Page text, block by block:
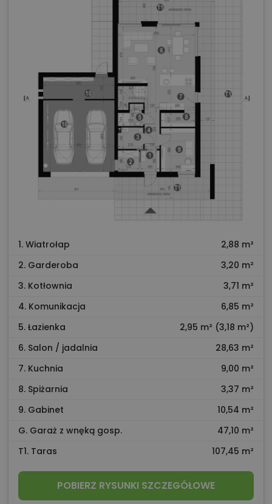
1. Wiatrołap
2,88 m²
2. Garderoba
3,20 m²
3. Kotłownia
3,71 m²
4. Komunikacja
6,85 m²
5. Łazienka
2,95 m² (3,18 m²)
6. Salon / jadalnia
28,63 m²
7. Kuchnia
9,00 m²
8. Spiżarnia
3,37 m²
9. Gabinet
10,54 m²
G. Garaż z wnęką gosp.
47,10 m²
T1. Taras
107,45 m²
POBIERZ RYSUNKI SZCZEGÓŁOWE